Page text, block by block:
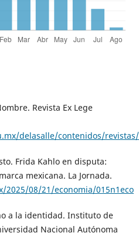
Revista Ex Lege
delasalle/contenidos/
Frida Kahlo en disputa:
mexicana. La Jornada.
2025/08/21/economia/015n1eco
a la identidad. Instituto de
Nacional Autónoma